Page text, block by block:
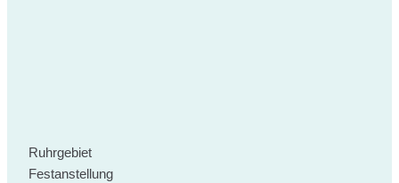
Ruhrgebiet
Festanstellung